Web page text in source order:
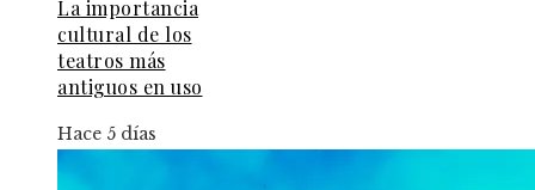
La importancia
cultural de los
teatros más
antiguos en uso
Hace 5 días